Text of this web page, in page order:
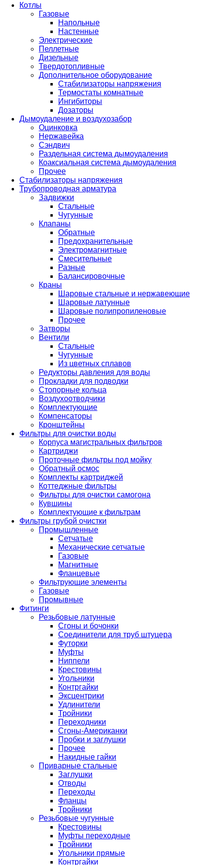
Котлы
Газовые
Напольные
Настенные
Электрические
Пеллетные
Дизельные
Твердотопливные
Дополнительное оборудование
Стабилизаторы напряжения
Термостаты комнатные
Ингибиторы
Дозаторы
Дымоудаление и воздухозабор
Оцинковка
Нержавейка
Сэндвич
Раздельная система дымоудаления
Коаксиальная система дымоудаления
Прочее
Стабилизаторы напряжения
Трубопроводная арматура
Задвижки
Стальные
Чугунные
Клапаны
Обратные
Предохранительные
Электромагнитные
Смесительные
Разные
Балансировочные
Краны
Шаровые стальные и нержавеющие
Шаровые латунные
Шаровые полипропиленовые
Прочее
Затворы
Вентили
Стальные
Чугунные
Из цветных сплавов
Редукторы давления для воды
Прокладки для подводки
Стопорные кольца
Воздухоотводчики
Комплектующие
Компенсаторы
Кронштейны
Фильтры для очистки воды
Корпуса магистральных фильтров
Картриджи
Проточные фильтры под мойку
Обратный осмос
Комплекты картриджей
Коттеджные фильтры
Фильтры для очистки самогона
Кувшины
Комплектующие к фильтрам
Фильтры грубой очистки
Промышленные
Сетчатые
Механические сетчатые
Газовые
Магнитные
Фланцевые
Фильтрующие элементы
Газовые
Промывные
Фитинги
Резьбовые латунные
Сгоны и бочонки
Соединители для труб штуцера
Футорки
Муфты
Ниппели
Крестовины
Угольники
Контргайки
Эксцентрики
Удлинители
Тройники
Переходники
Сгоны-Американки
Пробки и заглушки
Прочее
Накидные гайки
Приварные стальные
Заглушки
Отводы
Переходы
Фланцы
Тройники
Резьбовые чугунные
Крестовины
Муфты переходные
Тройники
Угольники прямые
Контргайки